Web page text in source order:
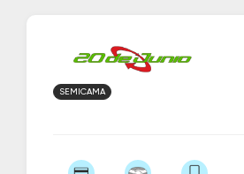
SEMICAMA